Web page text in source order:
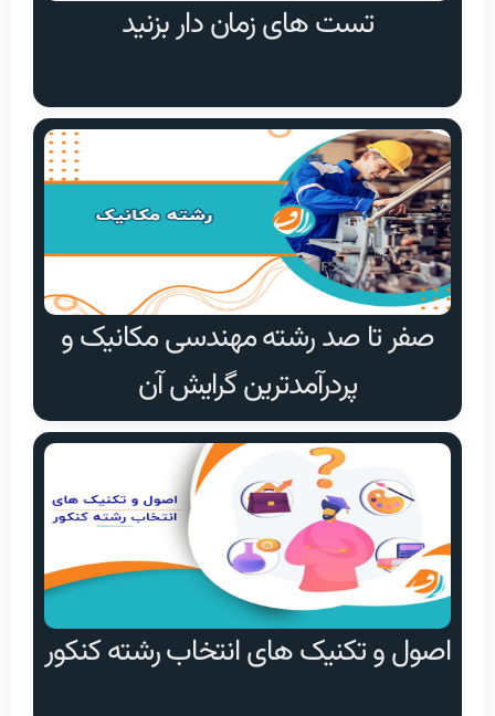
تست های زمان دار بزنید
صفر تا صد رشته مهندسی مکانیک و
پردرآمدترین گرایش آن
اصول و تکنیک های انتخاب رشته کنکور